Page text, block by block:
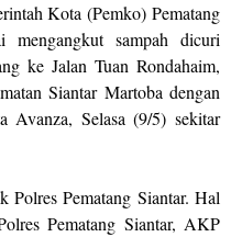
Kota (Pemko) Pematang
mengangkut sampah dicuri
ke Jalan Tuan Rondahaim,
Siantar Martoba dengan
Avanza, Selasa (9/5) sekitar
Polres Pematang Siantar. Hal
Pematang Siantar, AKP